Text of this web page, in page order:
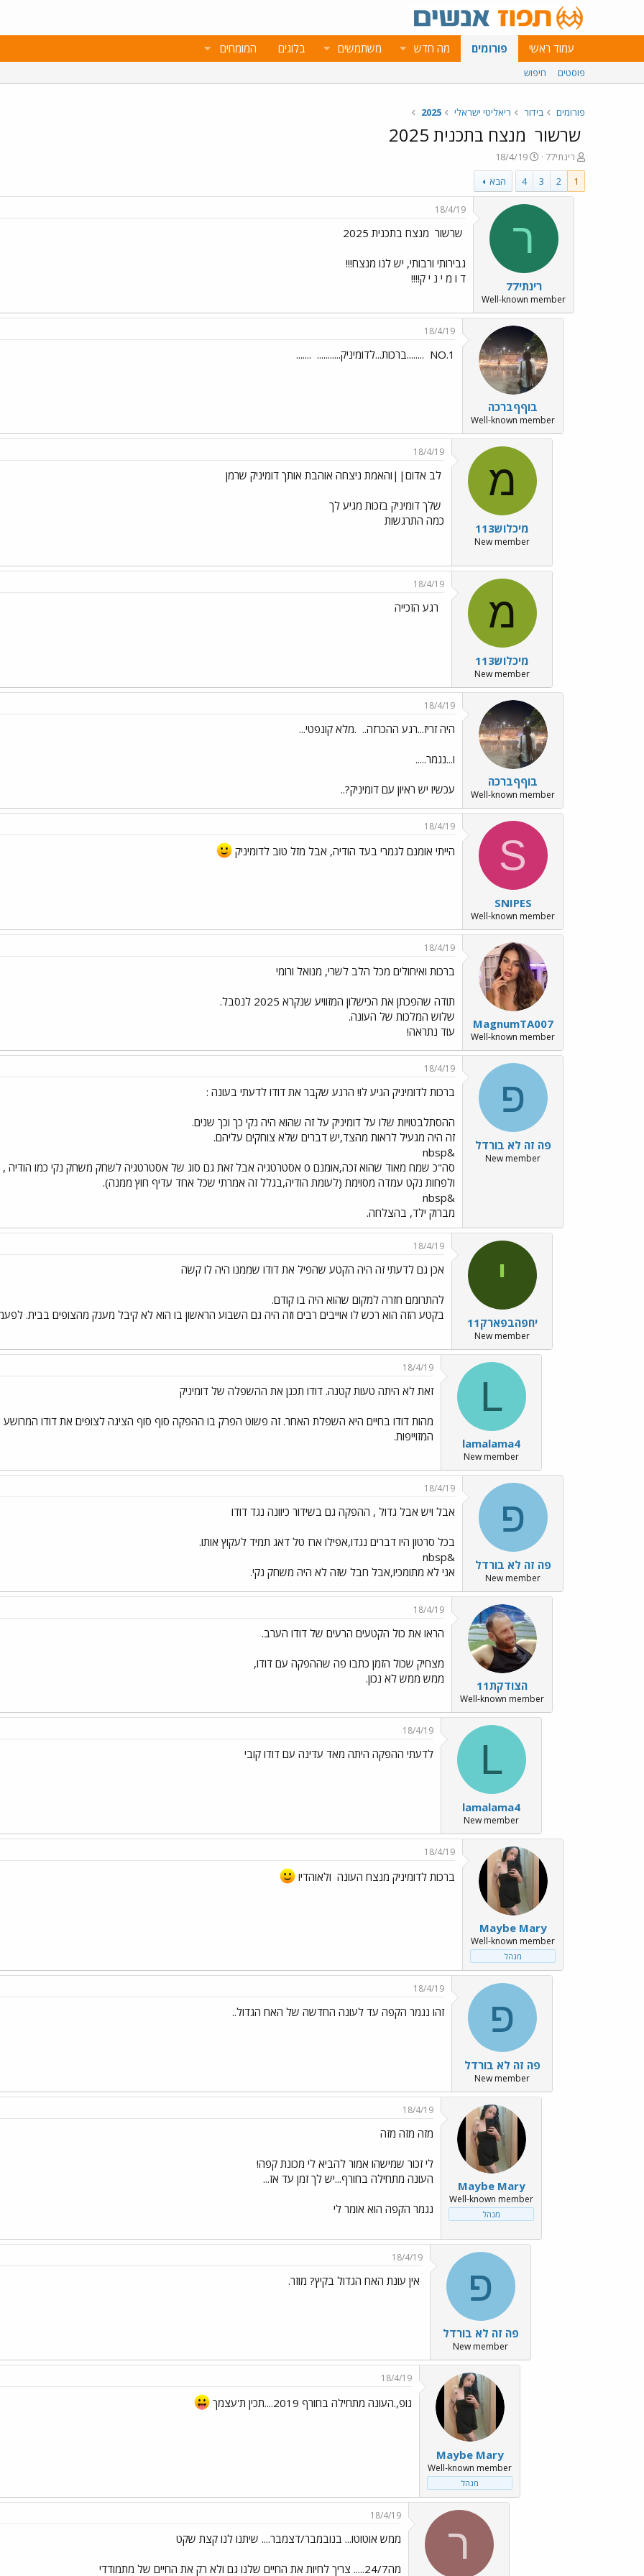
עמוד ראשי פורומים מה חדש משתמשים בלוגים המומחים
פוסטים חיפוש
פורומים בידור ריאליטי ישראלי 2025
שרשור מנצח בתכנית 2025
פ
ו
ת
ח
רינתי77
פ
ו
ר
ס
ם
ת
י
ך
18/4/19
1
2
3
4 הבא
ר
רינתי77
Well-known member
18/4/19
שרשור מנצח בתכנית 2025
גבירותי ורבותי, יש לנו מנצח!!!
ד ו מ י נ י ק!!!!
בוףףברכה
Well-known member
18/4/19
NO.1 ........ברכות...לדומיניק........... .......
מ
מיכלוש113
New member
18/4/19
לב אדום||והאמת ניצחה אוהבת אותך דומיניק שרמן
שלך דומיניק בזכות מגיע לך
כמה התרגשות
מ
מיכלוש113
New member
18/4/19
רגע הזכייה
בוףףברכה
Well-known member
18/4/19
היה זריז...רגע ההכרזה.. .מלא קונפטי...
ו...נגמר.....
עכשיו יש ראיון עם דומיניק?..
S
SNIPES
Well-known member
18/4/19
הייתי אומנם לגמרי בעד הודיה, אבל מזל טוב לדומיניק
MagnumTA007
Well-known member
18/4/19
ברכות ואיחולים מכל הלב לשרי, מנואל ורומי
תודה שהפכתן את הכישלון המזוויע שנקרא 2025 לנסבל.
שלוש המלכות של העונה.
עוד נתראה!
פ
פה זה לא בורדל
New member
18/4/19
ברכות לדומיניק הגיע לו! הרגע שקבר את דודו לדעתי בעונה :
ההסתלבטויות שלו על דומיניק על זה שהוא היה נקי כך וכך שנים.
זה היה מגעיל לראות מהצד,יש דברים שלא צוחקים עליהם.
&nbsp
סה"כ שמח מאוד שהוא זכה,אומנם 0 אסטרטגיה אבל זאת גם סוג של אסטרטגיה לשחק משחק
ולפחות נקט עמדה מסוימת (לעומת הודיה,בגלל זה אמרתי שכל אחד עדיף חוץ ממנה).
&nbsp
מברוק ילד, בהצלחה.
י
יחפהבפארק11
New member
18/4/19
אכן גם לדעתי זה היה הקטע שהפיל את דודו שממנו היה לו קשה
להתרומם חזרה למקום שהוא היה בו קודם.
בקטע הזה הוא רכש לו אוייבים רבים וזה היה גם השבוע הראשון בו הוא לא קיבל מענק מהצופים בבית.
L
lamalama4
New member
18/4/19
זאת לא היתה טעות קטנה. דודו תכנן את ההשפלה של דומיניק
מהות דודו בחיים היא השפלת האחר. זה פשוט הפרק בו ההפקה סוף סוף הציגה לצופים את דודו המרושע
המזוייפות.
פ
פה זה לא בורדל
New member
18/4/19
אבל ויש אבל גדול , ההפקה גם בשידור כיוונה נגד דודו
בכל סרטון היו דברים נגדו,אפילו ארז טל דאג תמיד לעקוץ אותו.
&nbsp
אני לא מתומכיו,אבל חבל שזה לא היה משחק נקי.
הצודקת11
Well-known member
18/4/19
הראו את כול הקטעים הרעים של דודו הערב.
מצחיק שכול הזמן כתבו פה שההפקה עם דודו,
ממש ממש לא נכון.
L
lamalama4
New member
18/4/19
לדעתי ההפקה היתה מאד עדינה עם דודו קובי
Maybe Mary
Well-known member
מנהל
18/4/19
ברכות לדומיניק מנצח העונה ולאוהדיו
פ
פה זה לא בורדל
New member
18/4/19
זהו נגמר הקפה עד לעונה החדשה של האח הגדול..
Maybe Mary
Well-known member
מנהל
18/4/19
מזה מזה מזה
לי זכור שמישהו אמור להביא לי מכונת קפה!
העונה מתחילה בחורף...יש לך זמן עד אז...
נגמר הקפה הוא אומר לי
פ
פה זה לא בורדל
New member
18/4/19
אין עונת האח הגדול בקיץ? מוזר.
Maybe Mary
Well-known member
מנהל
18/4/19
נופ,.העונה מתחילה בחורף 2019....תכין ת'עצמך
ר
18/4/19
ממש אוטוטו... בנובמבר/דצמבר.... שיתנו לנו קצת שקט
מה24/7..... צריך לחיות את החיים שלנו גם ולא רק את החיים של מתמודדי